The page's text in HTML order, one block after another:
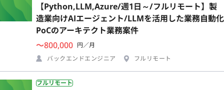
【Python,LLM,Azure/週1日～/フルリモート】製
造業向けAIエージェント/LLMを活用した業務自動化
PoCのアーキテクト業務案件
〜800,000 円／月
バックエンドエンジニア
フルリモート
フルリモート